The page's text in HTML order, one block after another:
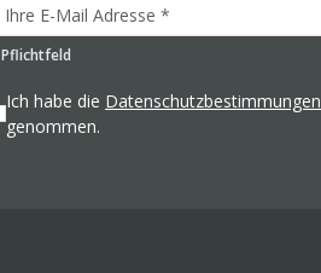
Pflichtfeld
Ich habe die Datenschutzbestimmungen
genommen.